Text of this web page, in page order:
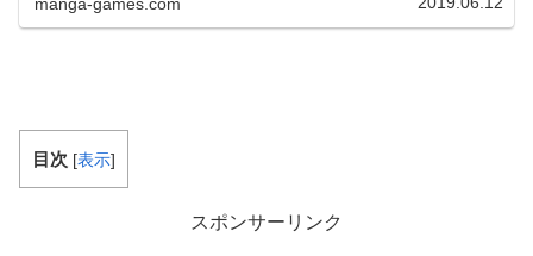
目次 [表示]
スポンサーリンク